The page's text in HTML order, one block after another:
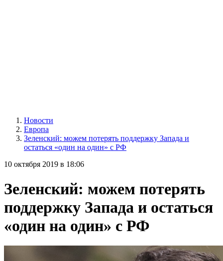
Новости
Европа
Зеленский: можем потерять поддержку Запада и
остаться «один на один» с РФ
10 октября 2019 в 18:06
Зеленский: можем потерять
поддержку Запада и остаться
«один на один» с РФ